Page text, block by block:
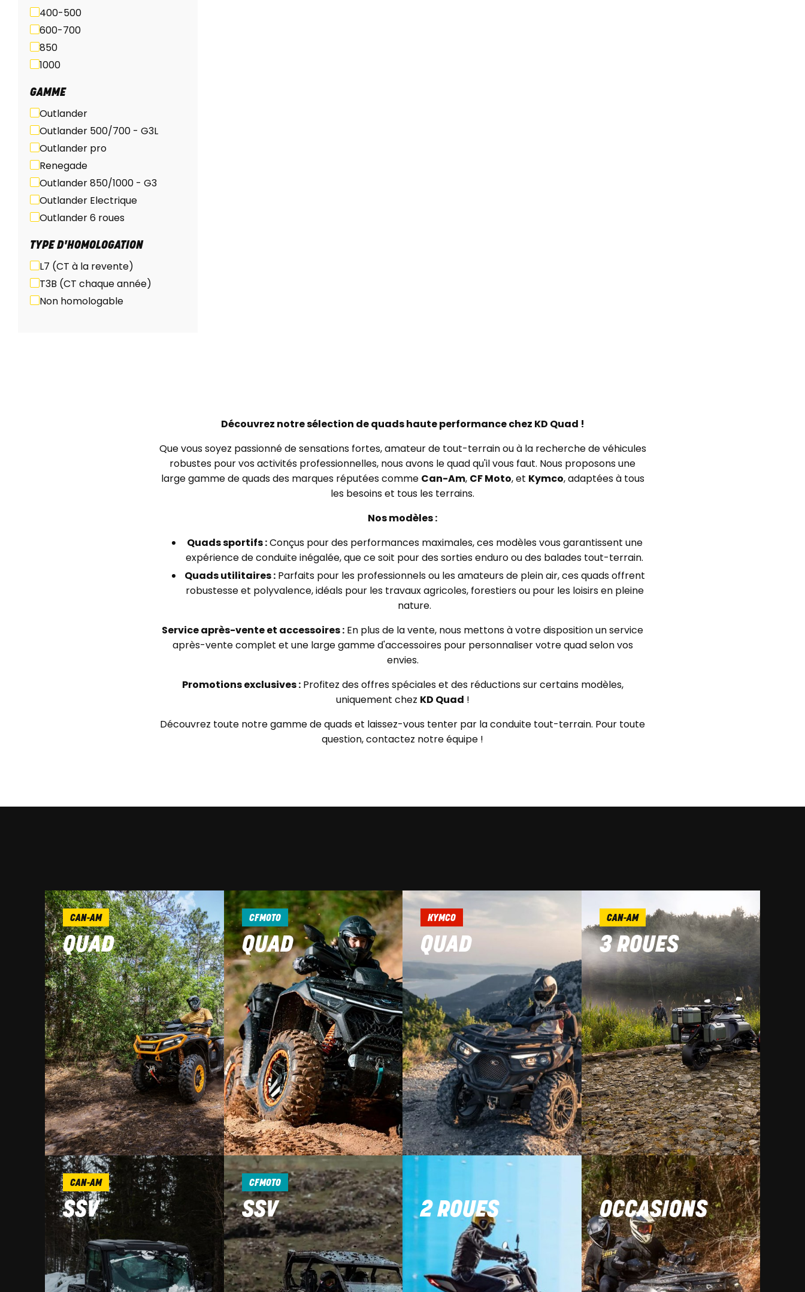
400-500
600-700
850
1000
GAMME
Outlander
Outlander 500/700 - G3L
Outlander pro
Renegade
Outlander 850/1000 - G3
Outlander Electrique
Outlander 6 roues
TYPE D'HOMOLOGATION
L7 (CT à la revente)
T3B (CT chaque année)
Non homologable
Découvrez notre sélection de quads haute performance chez KD Quad !
Que vous soyez passionné de sensations fortes, amateur de tout-terrain ou à la recherche de véhicules
robustes pour vos activités professionnelles, nous avons le quad qu'il vous faut. Nous proposons une
large gamme de quads des marques réputées comme Can-Am, CF Moto, et Kymco, adaptées à tous
les besoins et tous les terrains.
Nos modèles :
Quads sportifs :Conçus pour des performances maximales, ces modèles vous garantissent une
expérience de conduite inégalée, que ce soit pour des sorties enduro ou des balades tout-terrain.
Quads utilitaires :Parfaits pour les professionnels ou les amateurs de plein air, ces quads offrent
robustesse et polyvalence, idéals pour les travaux agricoles, forestiers ou pour les loisirs en pleine
nature.
Service après-vente et accessoires : En plus de la vente, nous mettons à votre disposition un service
après-vente complet et une large gamme d'accessoires pour personnaliser votre quad selon vos
envies.
Promotions exclusives :Profitez des offres spéciales et des réductions sur certains modèles,
uniquement chez KD Quad !
Découvrez toute notre gamme de quads et laissez-vous tenter par la conduite tout-terrain. Pour toute
question, contactez notre équipe !
CAN-AM
QUAD
CFMOTO
QUAD
KYMCO
QUAD
CAN-AM
3 ROUES
CAN-AM
SSV
CFMOTO
SSV 2 ROUES OCCASIONS